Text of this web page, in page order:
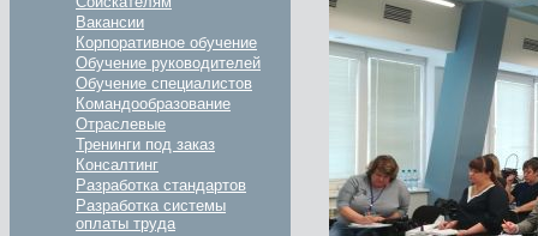
Вакансии
Корпоративное обучение
Обучение руководителей
Обучение специалистов
Командообразование
Отраслевые
Тренинги под заказ
Консалтинг
Разработка стандартов
Разработка системы
оплаты труда